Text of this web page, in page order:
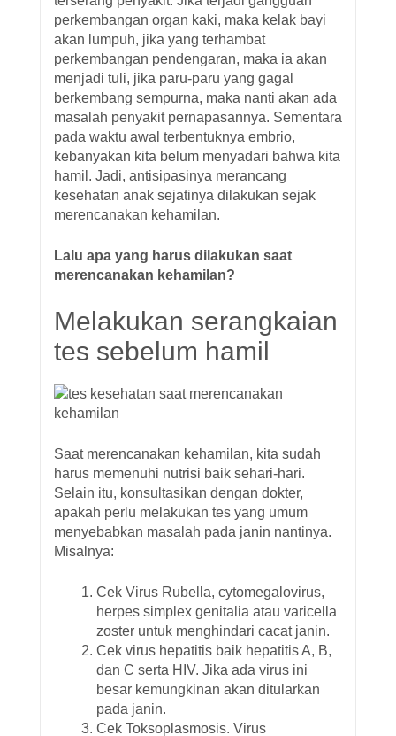
perkembangan organ kaki, maka kelak bayi
akan lumpuh, jika yang terhambat
perkembangan pendengaran, maka ia akan
menjadi tuli, jika paru-paru yang gagal
berkembang sempurna, maka nanti akan ada
masalah penyakit pernapasannya. Sementara
pada waktu awal terbentuknya embrio,
kebanyakan kita belum menyadari bahwa kita
hamil. Jadi, antisipasinya merancang
kesehatan anak sejatinya dilakukan sejak
merencanakan kehamilan.
Lalu apa yang harus dilakukan saat
merencanakan kehamilan?
Melakukan serangkaian
tes sebelum hamil
Saat merencanakan kehamilan, kita sudah
harus memenuhi nutrisi baik sehari-hari.
Selain itu, konsultasikan dengan dokter,
apakah perlu melakukan tes yang umum
menyebabkan masalah pada janin nantinya.
Misalnya:
Cek Virus Rubella, cytomegalovirus,
herpes simplex genitalia atau varicella
zoster untuk menghindari cacat janin.
Cek virus hepatitis baik hepatitis A, B,
dan C serta HIV. Jika ada virus ini
besar kemungkinan akan ditularkan
pada janin.
Cek Toksoplasmosis. Virus